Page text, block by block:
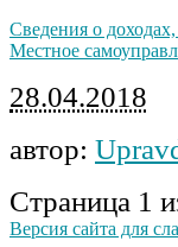
Сведения о
Местное
28.04.2018
автор:
Страница 1
Версия сайта для